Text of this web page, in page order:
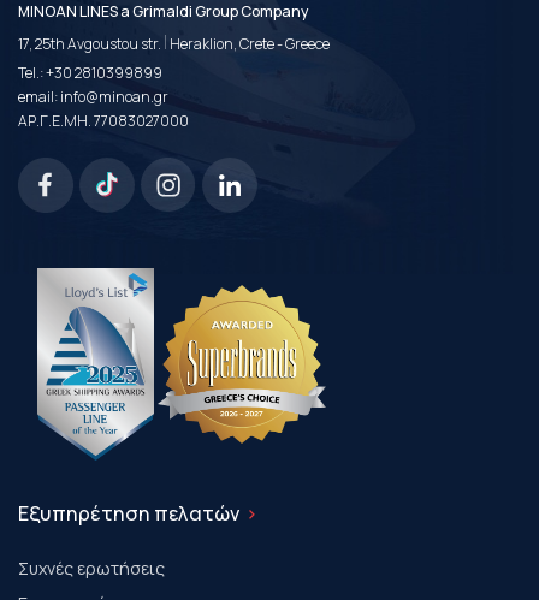
MINOAN LINES a Grimaldi Group Company
17, 25th Avgoustou str. | Heraklion, Crete - Greece
Tel.:+30 2810399899
email:info@minoan.gr
ΑΡ.Γ.Ε.ΜΗ. 77083027000
Εξυπηρέτηση πελατών
Συχνές ερωτήσεις